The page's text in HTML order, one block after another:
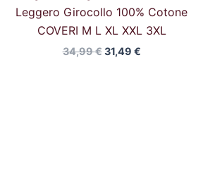
Leggero Girocollo 100% Cotone
COVERI M L XL XXL 3XL
34,99€ 31,49 €